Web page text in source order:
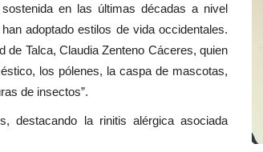
en las últimas décadas a nivel
adoptado estilos de vida occidentales.
Talca, Claudia Zenteno Cáceres, quien
los pólenes, la caspa de mascotas,
de insectos”.
destacando la rinitis alérgica asociada